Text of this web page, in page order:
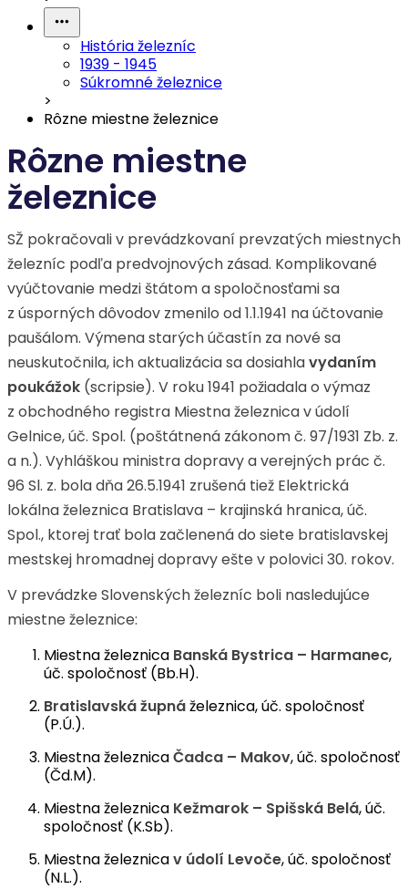
História železníc
1939 - 1945
Súkromné železnice
>
Rôzne miestne železnice
Rôzne miestne
železnice
SŽ pokračovali v prevádzkovaní prevzatých miestnych
železníc podľa predvojnových zásad. Komplikované
vyúčtovanie medzi štátom a spoločnosťami sa
z úsporných dôvodov zmenilo od 1.1.1941 na účtovanie
paušálom. Výmena starých účastín za nové sa
neuskutočnila, ich aktualizácia sa dosiahlavydaním
poukážok (scripsie). V roku 1941 požiadala o výmaz
z obchodného registra Miestna železnica v údolí
Gelnice, úč. Spol. (poštátnená zákonom č. 97/1931 Zb. z.
a n.). Vyhláškou ministra dopravy a verejných prác č.
96 Sl. z. bola dňa 26.5.1941 zrušená tiež Elektrická
lokálna železnica Bratislava – krajinská hranica, úč.
Spol., ktorej trať bola začlenená do siete bratislavskej
mestskej hromadnej dopravy ešte v polovici 30. rokov.
V prevádzke Slovenských železníc boli nasledujúce
miestne železnice:
Miestna železnica Banská Bystrica – Harmanec,
úč. spoločnosť (Bb.H).
Bratislavská župnáželeznica, úč. spoločnosť
(P.Ú.).
Miestna železnicaČadca – Makov, úč. spoločnosť
(Čd.M).
Miestna železnica Kežmarok – Spišská Belá, úč.
spoločnosť (K.Sb).
Miestna železnicav údolí Levoče, úč. spoločnosť
(N.L.).